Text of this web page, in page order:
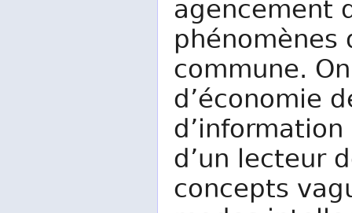
agencement
commune.
d’économie
d’un lecteur
concepts